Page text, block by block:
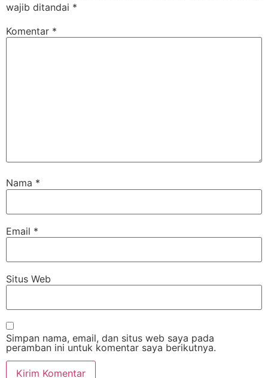
wajib ditandai *
Komentar *
Nama *
Email *
Situs Web
Simpan nama, email, dan situs web saya pada
peramban ini untuk komentar saya berikutnya.